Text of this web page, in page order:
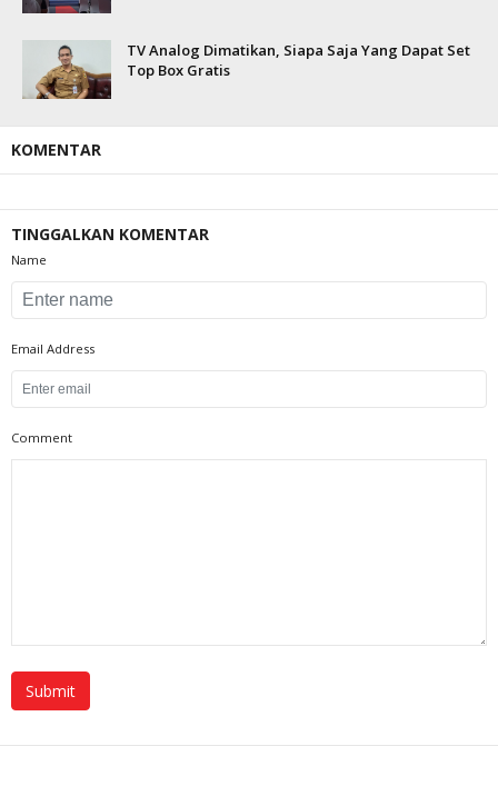
TV Analog Dimatikan, Siapa Saja Yang Dapat Set
Top Box Gratis
KOMENTAR
TINGGALKAN KOMENTAR
Name
Email Address
Comment